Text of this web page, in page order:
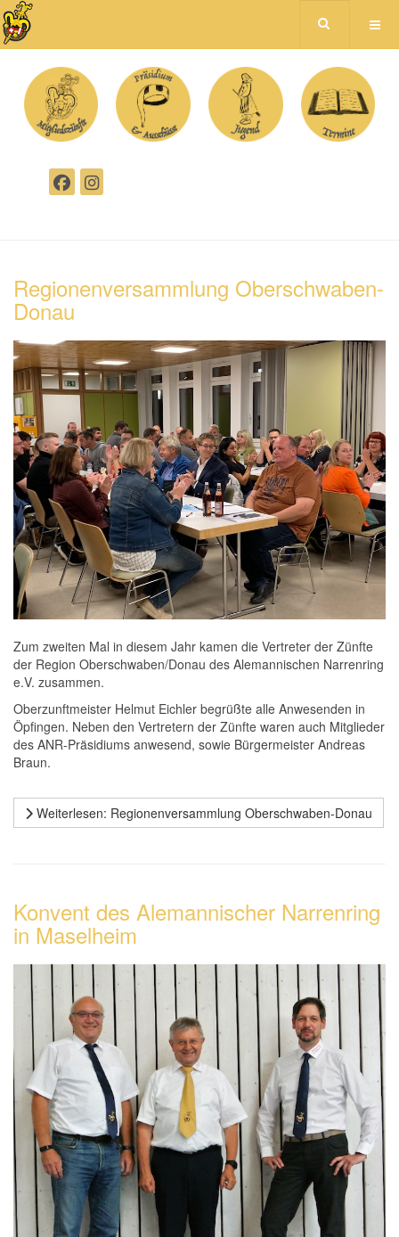
Regionenversammlung Oberschwaben-
Donau
Zum zweiten Mal in diesem Jahr kamen die Vertreter der Zünfte
der Region Oberschwaben/Donau des Alemannischen Narrenring
e.V. zusammen.
Oberzunftmeister Helmut Eichler begrüßte alle Anwesenden in
Öpfingen. Neben den Vertretern der Zünfte waren auch Mitglieder
des ANR-Präsidiums anwesend, sowie Bürgermeister Andreas
Braun.
Weiterlesen: Regionenversammlung Oberschwaben-Donau
Konvent des Alemannischer Narrenring
in Maselheim